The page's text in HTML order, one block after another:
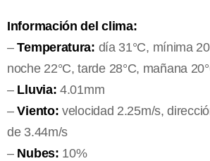
Información del clima:
–Temperatura: día 31°C, mínima
noche 22°C, tarde 28°C, mañana
– Lluvia: 4.01mm
–Viento: velocidad 2.25m/s,
de 3.44m/s
– Nubes: 10%